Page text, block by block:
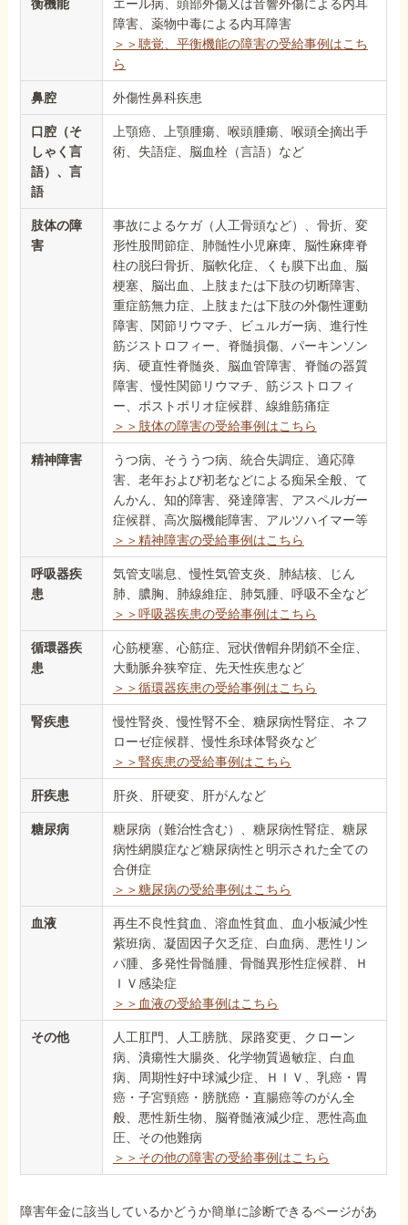
衡機能
エール病、頭部外傷又は音響外傷による内耳
障害、薬物中毒による内耳障害
＞＞聴覚、平衡機能の障害の受給事例はこち
ら
鼻腔 外傷性鼻科疾患
口腔（そ
しゃく言
語）、言
語
上顎癌、上顎腫瘍、喉頭腫瘍、喉頭全摘出手
術、失語症、脳血栓（言語）など
肢体の障
害
事故によるケガ（人工骨頭など）、骨折、変
形性股間節症、肺髄性小児麻痺、脳性麻痺脊
柱の脱臼骨折、脳軟化症、くも膜下出血、脳
梗塞、脳出血、上肢または下肢の切断障害、
重症筋無力症、上肢または下肢の外傷性運動
障害、関節リウマチ、ビュルガー病、進行性
筋ジストロフィー、脊髄損傷、パーキンソン
病、硬直性脊髄炎、脳血管障害、脊髄の器質
障害、慢性関節リウマチ、筋ジストロフィ
ー、ポストポリオ症候群、線維筋痛症
＞＞肢体の障害の受給事例はこちら
精神障害
うつ病、そううつ病、統合失調症、適応障
害、老年および初老などによる痴呆全般、て
んかん、知的障害、発達障害、アスペルガー
症候群、高次脳機能障害、アルツハイマー等
＞＞精神障害の受給事例はこちら
呼吸器疾
患
気管支喘息、慢性気管支炎、肺結核、じん
肺、膿胸、肺線維症、肺気腫、呼吸不全など
＞＞呼吸器疾患の受給事例はこちら
循環器疾
患
心筋梗塞、心筋症、冠状僧帽弁閉鎖不全症、
大動脈弁狭窄症、先天性疾患など
＞＞循環器疾患の受給事例はこちら
腎疾患
慢性腎炎、慢性腎不全、糖尿病性腎症、ネフ
ローゼ症候群、慢性糸球体腎炎など
＞＞腎疾患の受給事例はこちら
肝疾患 肝炎、肝硬変、肝がんなど
糖尿病
糖尿病（難治性含む）、糖尿病性腎症、糖尿
病性網膜症など糖尿病性と明示された全ての
合併症
＞＞糖尿病の受給事例はこちら
血液
再生不良性貧血、溶血性貧血、血小板減少性
紫班病、凝固因子欠乏症、白血病、悪性リン
パ腫、多発性骨髄腫、骨髄異形性症候群、Ｈ
ＩＶ感染症
＞＞血液の受給事例はこちら
その他
人工肛門、人工膀胱、尿路変更、クローン
病、潰瘍性大腸炎、化学物質過敏症、白血
病、周期性好中球減少症、ＨＩＶ、乳癌・胃
癌・子宮頸癌・膀胱癌・直腸癌等のがん全
般、悪性新生物、脳脊髄液減少症、悪性高血
圧、その他難病
＞＞その他の障害の受給事例はこちら
障害年金に該当しているかどうか簡単に診断できるページがあ